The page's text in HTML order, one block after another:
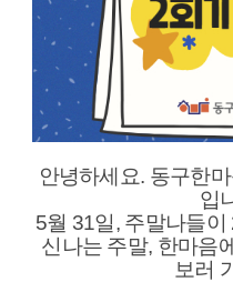
안녕하세요. 동구한
입
5월 31일, 주말나들
신나는 주말, 한마음
보러